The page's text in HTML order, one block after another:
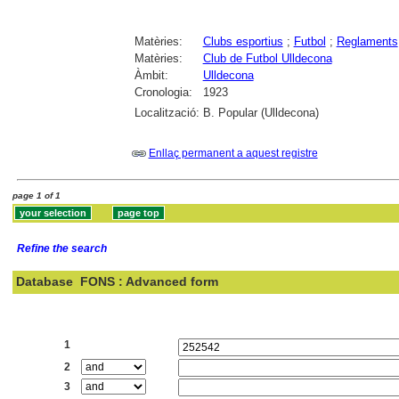
Matèries: Clubs esportius ; Futbol ; Reglaments
Matèries:
Club de Futbol Ulldecona
Àmbit:
Ulldecona
Cronologia:
1923
Localització: B. Popular (Ulldecona)
Enllaç permanent a aquest registre
page 1 of 1
Refine the search
Database FONS : Advanced form
1
2
3